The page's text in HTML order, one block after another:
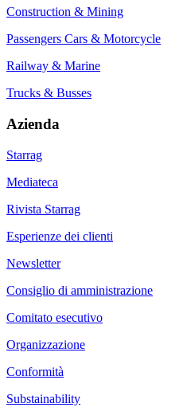
Construction & Mining
Passengers Cars & Motorcycle
Railway & Marine
Trucks & Busses
Azienda
Starrag
Mediateca
Rivista Starrag
Esperienze dei clienti
Newsletter
Consiglio di amministrazione
Comitato esecutivo
Organizzazione
Conformità
Substainability